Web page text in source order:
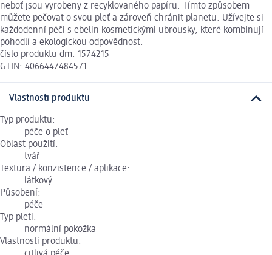
neboť jsou vyrobeny z recyklovaného papíru. Tímto způsobem
můžete pečovat o svou pleť a zároveň chránit planetu. Užívejte si
každodenní péči s ebelin kosmetickými ubrousky, které kombinují
pohodlí a ekologickou odpovědnost.
číslo produktu dm: 1574215
GTIN: 4066447484571
Vlastnosti produktu
Typ produktu:
péče o pleť
Oblast použití:
tvář
Textura / konzistence / aplikace:
látkový
Působení:
péče
Typ pleti:
normální pokožka
Vlastnosti produktu: